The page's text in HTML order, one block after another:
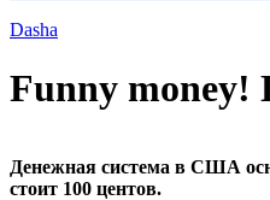
Dasha
Funny money!
Денежная система в США
стоит 100 центов.